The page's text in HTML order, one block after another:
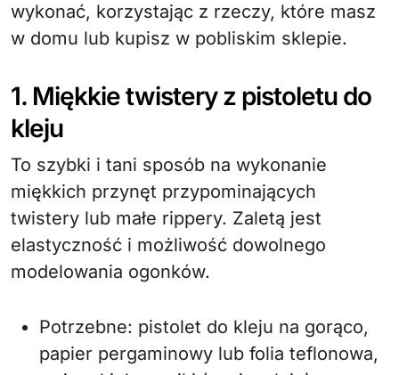
wykonać, korzystając z rzeczy, które masz
w domu lub kupisz w pobliskim sklepie.
1. Miękkie twistery z pistoletu do
kleju
To szybki i tani sposób na wykonanie
miękkich przynęt przypominających
twistery lub małe rippery. Zaletą jest
elastyczność i możliwość dowolnego
modelowania ogonków.
Potrzebne: pistolet do kleju na gorąco,
papier pergaminowy lub folia teflonowa,